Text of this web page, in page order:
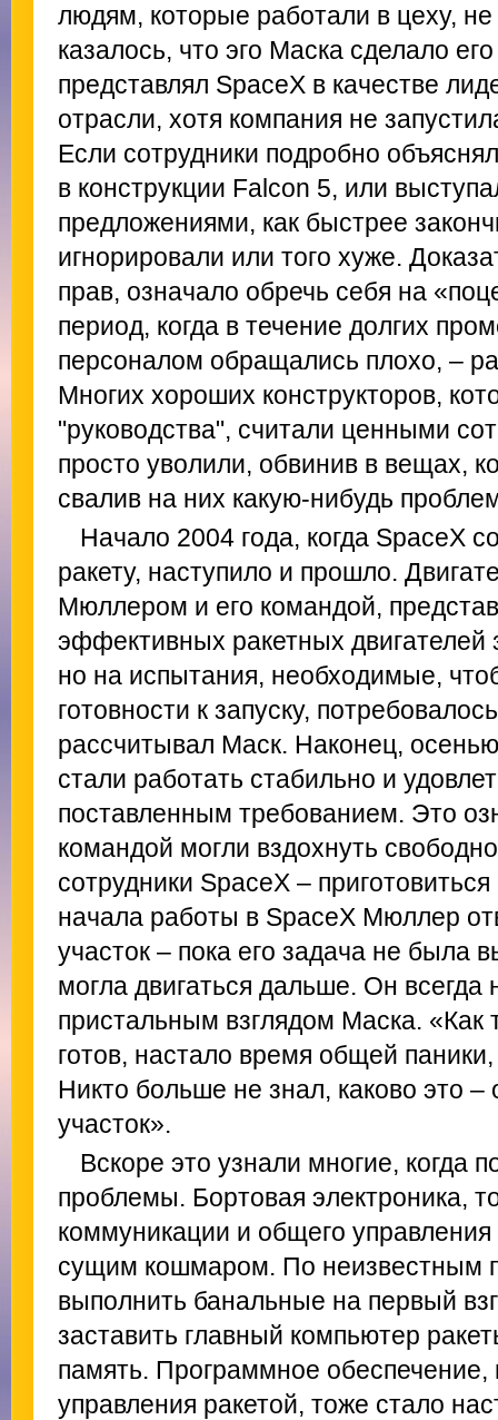
людям, которые работали в цеху,
казалось, что эго Маска сделало
представлял SpaceX в качестве
отрасли, хотя компания не
Если сотрудники подробно
в конструкции Falcon 5, или
предложениями, как быстрее
игнорировали или того хуже.
прав, означало обречь себя на
период, когда в течение долгих
персоналом обращались плохо, –
Многих хороших конструкторов,
"руководства", считали ценными
просто уволили, обвинив в вещах,
свалив на них какую-нибудь
Начало 2004 года, когда SpaceX
ракету, наступило и прошло.
Мюллером и его командой,
эффективных ракетных двигателей
но на испытания, необходимые,
готовности к запуску,
рассчитывал Маск. Наконец,
стали работать стабильно и
поставленным требованием. Это
командой могли вздохнуть
сотрудники SpaceX –
начала работы в SpaceX Мюллер
участок – пока его задача не была
могла двигаться дальше. Он всегда
пристальным взглядом Маска. «Как
готов, настало время общей
Никто больше не знал, каково это –
участок».
Вскоре это узнали многие, когда
проблемы. Бортовая электроника,
коммуникации и общего управления
сущим кошмаром. По неизвестным
выполнить банальные на первый
заставить главный компьютер
память. Программное
управления ракетой, тоже стало